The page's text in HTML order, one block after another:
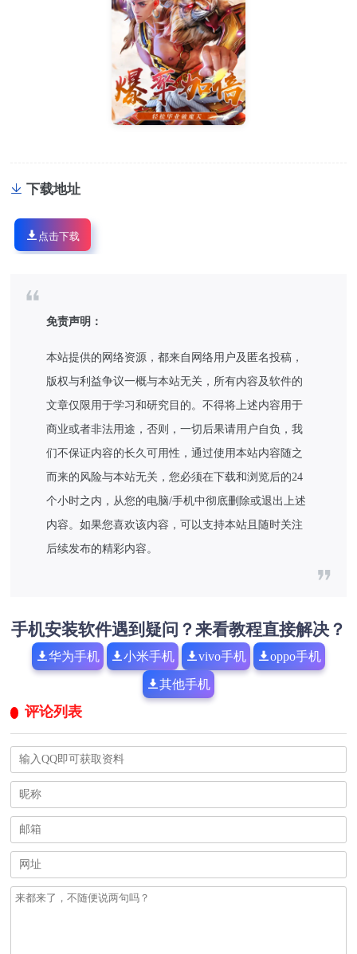
下载地址
点击下载
免责声明：
本站提供的网络资源，都来自网络用户及匿名投稿，
版权与利益争议一概与本站无关，所有内容及软件的
文章仅限用于学习和研究目的。不得将上述内容用于
商业或者非法用途，否则，一切后果请用户自负，我
们不保证内容的长久可用性，通过使用本站内容随之
而来的风险与本站无关，您必须在下载和浏览后的24
个小时之内，从您的电脑/手机中彻底删除或退出上述
内容。如果您喜欢该内容，可以支持本站且随时关注
后续发布的精彩内容。
手机安装软件遇到疑问？来看教程直接解决？
华为手机 小米手机 vivo手机 oppo手机
其他手机
评论列表